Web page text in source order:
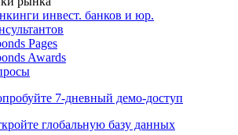
инвест. банков и юр.
Pages
Awards
7-дневный демо-доступ
глобальную базу данных